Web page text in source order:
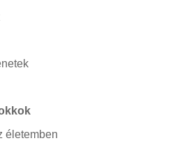
életemben